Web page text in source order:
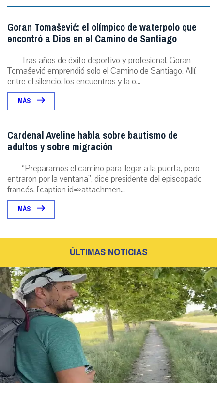
Goran Tomašević: el olímpico de waterpolo que
encontró a Dios en el Camino de Santiago
Tras años de éxito deportivo y profesional, Goran
Tomašević emprendió solo el Camino de Santiago. Allí,
entre el silencio, los encuentros y la o...
MÁS
Cardenal Aveline habla sobre bautismo de
adultos y sobre migración
“Preparamos el camino para llegar a la puerta, pero
entraron por la ventana”, dice presidente del episcopado
francés. [caption id=»attachmen...
MÁS
ÚLTIMAS NOTICIAS